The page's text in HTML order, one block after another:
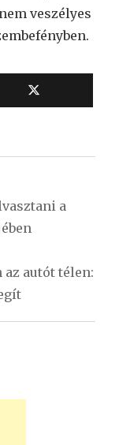
veszélyes
a
autót télen: